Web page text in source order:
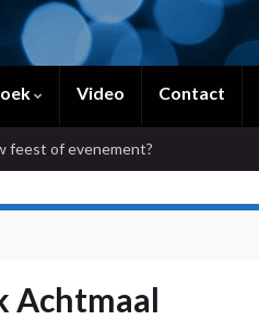
Video Contact
feest of evenement?
Achtmaal